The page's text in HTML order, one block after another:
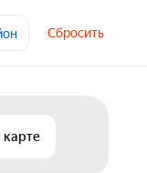
Сбросить
карте